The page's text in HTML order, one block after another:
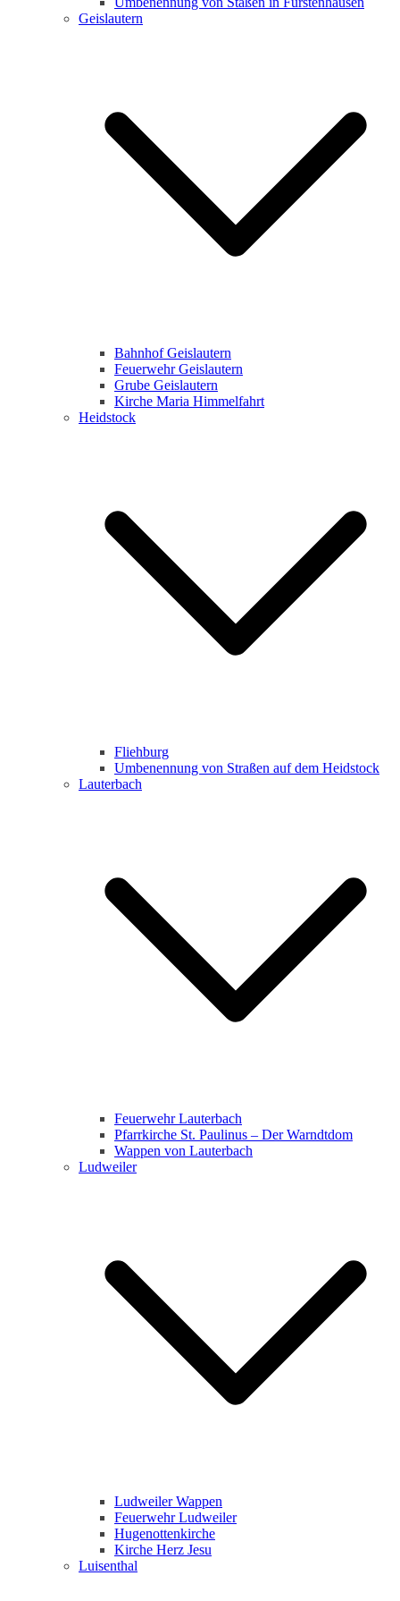
Geislautern
Bahnhof Geislautern
Feuerwehr Geislautern
Grube Geislautern
Kirche Maria Himmelfahrt
Heidstock
Fliehburg
Umbenennung von Straßen auf dem Heidstock
Lauterbach
Feuerwehr Lauterbach
Pfarrkirche St. Paulinus – Der Warndtdom
Wappen von Lauterbach
Ludweiler
Ludweiler Wappen
Feuerwehr Ludweiler
Hugenottenkirche
Kirche Herz Jesu
Luisenthal